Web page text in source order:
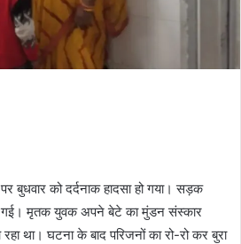
बुधवार को दर्दनाक हादसा हो गया। सड़क
गई। मृतक युवक अपने बेटे का मुंडन संस्कार
था। घटना के बाद परिजनों का रो-रो कर बुरा